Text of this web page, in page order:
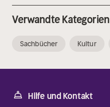
Verwandte Kategorien
Sachbücher Kultur
Hilfe und Kontakt